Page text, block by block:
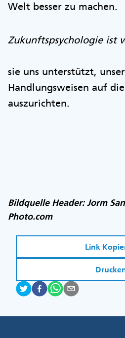
Welt besser zu machen.
Zukunftspsychologie ist
sie uns unterstützt,
Handlungsweisen auf
auszurichten.
Bildquelle Header: Jorm
Photo.com
Link